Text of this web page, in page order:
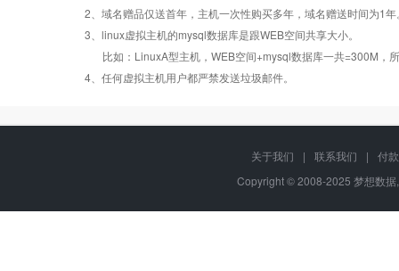
Windows2008 Windows2008 Windows2008
错误页面定义
数据定期备份
数据自助恢复
2、域名赠品仅送首年，主机一次性购买多年，域名赠送时间为1年
3、linux虚拟主机的mysql数据库是跟WEB空间共享大小。
比如：LinuxA型主机，WEB空间+mysql数据库一共=300M，
4、任何虚拟主机用户都严禁发送垃圾邮件。
关于我们 | 联系我们 |
付
Copyright © 2008-2025 梦想数